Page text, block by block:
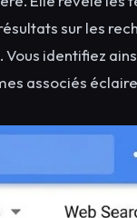
sur les
identifiez
associés